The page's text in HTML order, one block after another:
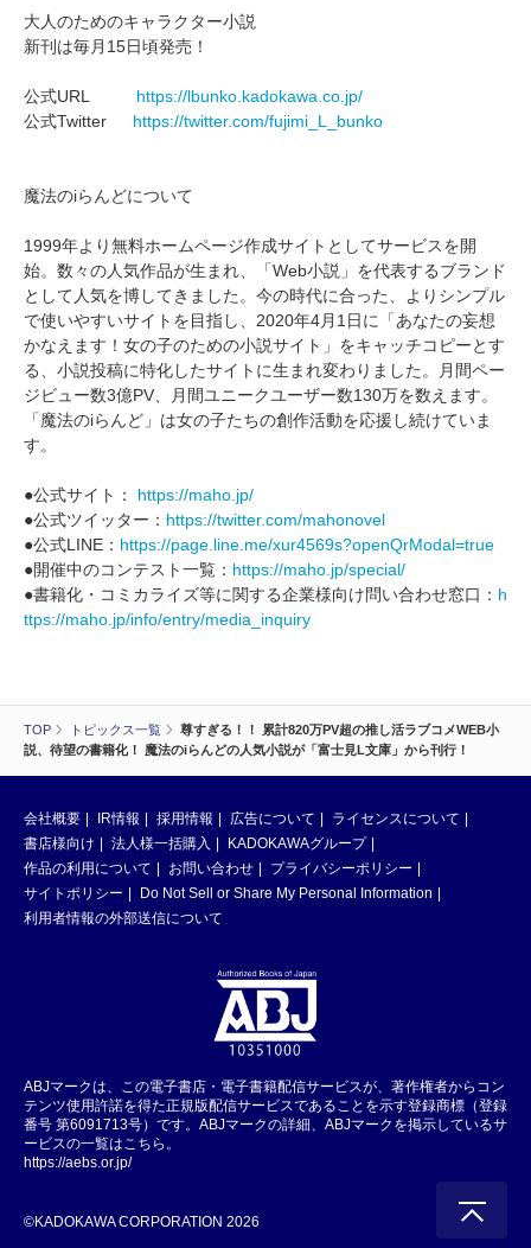
TOP トピックス一覧
尊すぎる！！ 累計820万PV超の推し活ラブコメWEB小
説、待望の書籍化！ 魔法のiらんどの人気小説が「富士見L文庫」から刊行！
大人のためのキャラクター小説
新刊は毎月15日頃発売！
公式URL https://lbunko.kadokawa.co.jp/
公式Twitter https://twitter.com/fujimi_L_bunko
魔法のiらんどについて
1999年より無料ホームページ作成サイトとしてサービスを開
始。数々の人気作品が生まれ、「Web小説」を代表するブランド
として人気を博してきました。今の時代に合った、よりシンプル
で使いやすいサイトを目指し、2020年4月1日に「あなたの妄想
かなえます！女の子のための小説サイト」をキャッチコピーとす
る、小説投稿に特化したサイトに生まれ変わりました。月間ペー
ジビュー数3億PV、月間ユニークユーザー数130万を数えます。
「魔法のiらんど」は女の子たちの創作活動を応援し続けていま
す。
●公式サイト： https://maho.jp/
●公式ツイッター： https://twitter.com/mahonovel
●公式LINE： https://page.line.me/xur4569s?openQrModal=true
●開催中のコンテスト一覧： https://maho.jp/special/
●書籍化・コミカライズ等に関する企業様向け問い合わせ窓口： h
ttps://maho.jp/info/entry/media_inquiry
会社概要 IR情報 採用情報 広告について
ライセンスについて
書店様向け
法人様一括購入
KADOKAWAグループ
作品の利用について
お問い合わせ
プライバシーポリシー
サイトポリシー
Do Not Sell or Share My Personal Information
利用者情報の外部送信について
ABJマークは、この電子書店・電子書籍配信サービスが、著作権者からコン
テンツ使用許諾を得た正規版配信サービスであることを示す登録商標（登録
番号 第6091713号）です。ABJマークの詳細、ABJマークを掲示しているサ
ービスの一覧はこちら。
https://aebs.or.jp/
©KADOKAWA CORPORATION 2026